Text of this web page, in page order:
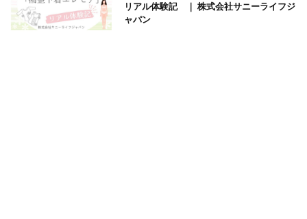
リアル体験記 ｜ 株式会社サニーライフジ
ャパン